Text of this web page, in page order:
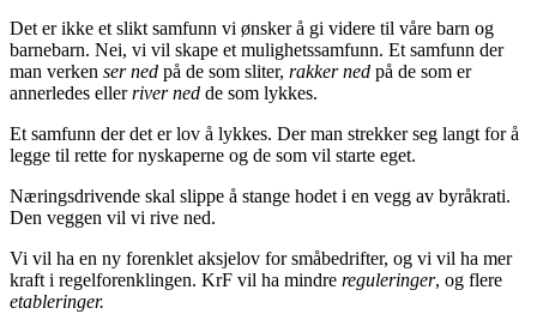
Det er ikke et slikt samfunn vi ønsker å gi videre til våre barn og
barnebarn. Nei, vi vil skape et mulighetssamfunn. Et samfunn der
man verken ser ned på de som sliter, rakker ned på de som er
annerledes ellerriver ned de som lykkes.
Et samfunn der det er lov å lykkes. Der man strekker seg langt for å
legge til rette for nyskaperne og de som vil starte eget.
Næringsdrivende skal slippe å stange hodet i en vegg av byråkrati.
Den veggen vil vi rive ned.
Vi vil ha en ny forenklet aksjelov for småbedrifter, og vi vil ha mer
kraft i regelforenklingen. KrF vil ha mindre reguleringer, og flere
etableringer.